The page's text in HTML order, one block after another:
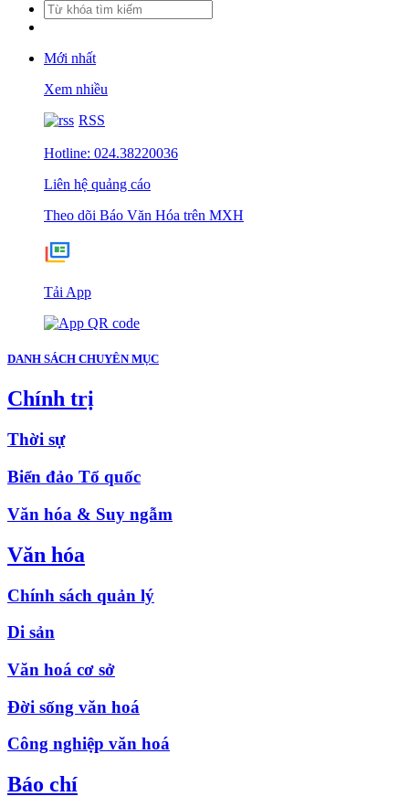
Mới nhất
Xem nhiều
RSS
Hotline: 024.38220036
Liên hệ quảng cáo
Theo dõi Báo Văn Hóa trên MXH
Tải App
DANH SÁCH CHUYÊN MỤC
Chính trị
Thời sự
Biển đảo Tổ quốc
Văn hóa & Suy ngẫm
Văn hóa
Chính sách quản lý
Di sản
Văn hoá cơ sở
Đời sống văn hoá
Công nghiệp văn hoá
Báo chí